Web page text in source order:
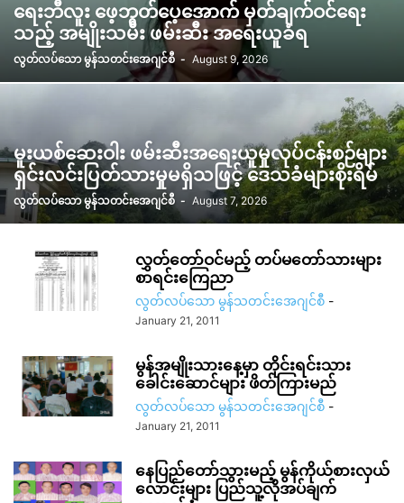
ရေးဘီလူး ဖေ့ဘွတ်ပေ့အောက် မှတ်ချက်ဝင်ရေး
သည့် အမျိုးသမီး ဖမ်းဆီး အရေးယူခံရ
လွတ်လပ်သော မွန်သတင်းအေဂျင်စီ - August 9, 2026
မူးယစ်ဆေးဝါး ဖမ်းဆီးအရေးယူမှုလုပ်ငန်းစဉ်များ
ရှင်းလင်းပြတ်သားမှုမရှိသဖြင့် ဒေသခံများစိုးရိမ်
လွတ်လပ်သော မွန်သတင်းအေဂျင်စီ - August 7, 2026
လွှတ်တော်ဝင်မည့် တပ်မတော်သားများ
စာရင်းကြေညာ
လွတ်လပ်သော မွန်သတင်းအေဂျင်စီ -
January 21, 2011
မွန်အမျိုးသားနေ့မှာ တိုင်းရင်းသား
ခေါင်းဆောင်များ ဖိတ်ကြားမည်
လွတ်လပ်သော မွန်သတင်းအေဂျင်စီ -
January 21, 2011
နေပြည်တော်သွားမည့် မွန်ကိုယ်စားလှယ်
လောင်းများ ပြည်သူ့လိုအပ်ချက်